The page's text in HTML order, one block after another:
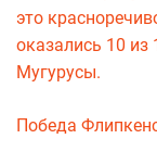
это
оказались 10 из
Мугурусы.
Победа